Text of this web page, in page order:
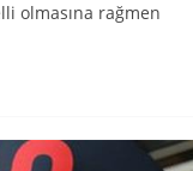
olmasına rağmen